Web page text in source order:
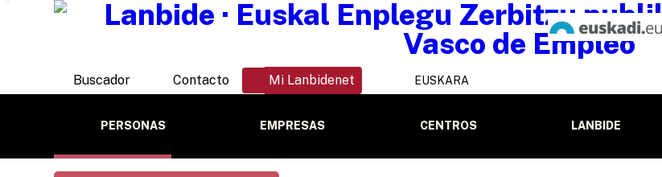
Buscador Contacto Mi Lanbidenet EUSKARA
PERSONAS EMPRESAS CENTROS LANBIDE